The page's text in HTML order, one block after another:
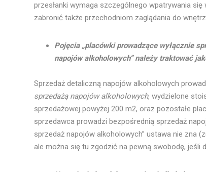
przesłanki wymaga szczególnego wpatrywania
zabronić także przechodniom zaglądania do
Pojęcia „placówki prowadzące wyłącznie
napojów alkoholowych” należy traktować
Sprzedaż detaliczną napojów alkoholowych
sprzedażą napojów alkoholowych, wydzielone
sprzedażowej powyżej 200 m2, oraz pozostałe
sprzedawca prowadzi bezpośrednią sprzedaż
sprzedaż napojów alkoholowych” ustawa nie zna
ale można się tu zgodzić na pewną swobodę, jeśli